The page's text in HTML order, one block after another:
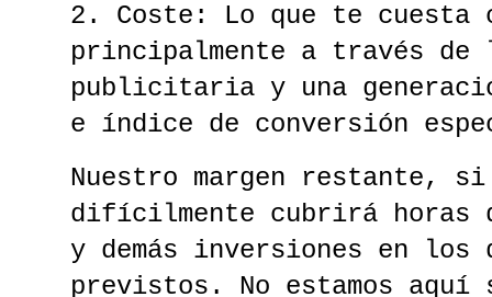
2. Coste: Lo que te cuesta
principalmente a través
publicitaria y una
e índice de conversión
Nuestro margen restante,
difícilmente cubrirá horas
y demás inversiones en
previstos. No estamos aquí